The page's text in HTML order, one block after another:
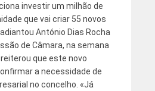
investir um milhão de
que vai criar 55 novos
António Dias Rocha
de Câmara, na semana
que este novo
a necessidade de
no concelho. «Já